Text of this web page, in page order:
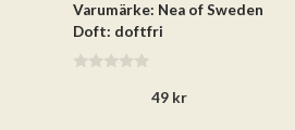
Varumärke: Nea of Sweden
Doft: doftfri
49 kr